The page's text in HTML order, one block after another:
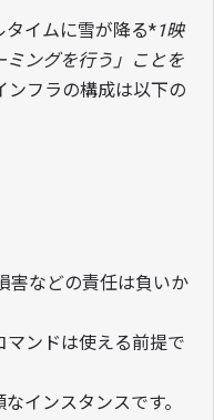
タイムに雪が降る*1映
ミングを行う」ことを
ンフラの構成は以下の
害などの責任は負いか
ンドは使える前提で
インスタンスです。